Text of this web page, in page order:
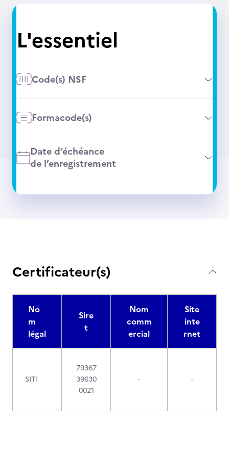
L'essentiel
Code(s) NSF
Formacode(s)
Date d’échéance
de l’enregistrement
Certificateur(s)
No
m
légal
Sire
t
Nom
comm
ercial
Site
inte
rnet
SITI
79367
39630
0021
- -